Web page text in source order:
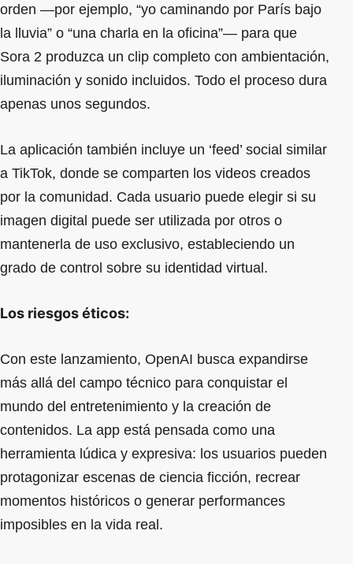
orden —por ejemplo, “yo caminando por París bajo
la lluvia” o “una charla en la oficina”— para que
Sora 2 produzca un clip completo con ambientación,
iluminación y sonido incluidos. Todo el proceso dura
apenas unos segundos.
La aplicación también incluye un ‘feed’ social similar
a TikTok, donde se comparten los videos creados
por la comunidad. Cada usuario puede elegir si su
imagen digital puede ser utilizada por otros o
mantenerla de uso exclusivo, estableciendo un
grado de control sobre su identidad virtual.
Los riesgos éticos:
Con este lanzamiento, OpenAI busca expandirse
más allá del campo técnico para conquistar el
mundo del entretenimiento y la creación de
contenidos. La app está pensada como una
herramienta lúdica y expresiva: los usuarios pueden
protagonizar escenas de ciencia ficción, recrear
momentos históricos o generar performances
imposibles en la vida real.